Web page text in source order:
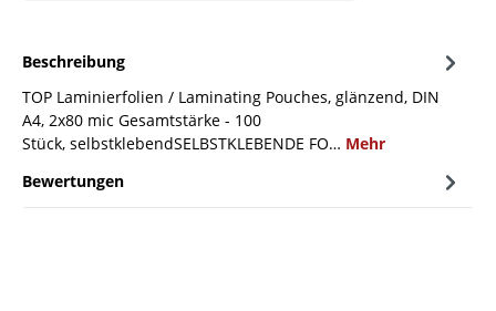
Beschreibung
TOP Laminierfolien / Laminating Pouches, glänzend, DIN
A4, 2x80 mic Gesamtstärke - 100
Stück, selbstklebendSELBSTKLEBENDE FO… Mehr
Bewertungen